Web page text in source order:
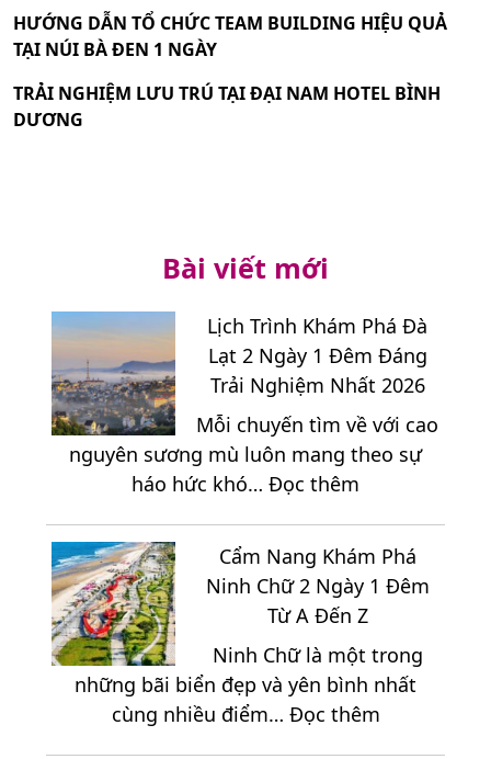
HƯỚNG DẪN TỔ CHỨC TEAM BUILDING HIỆU QUẢ
TẠI NÚI BÀ ĐEN 1 NGÀY
TRẢI NGHIỆM LƯU TRÚ TẠI ĐẠI NAM HOTEL BÌNH
DƯƠNG
Bài viết mới
Lịch Trình Khám Phá Đà
Lạt 2 Ngày 1 Đêm Đáng
Trải Nghiệm Nhất 2026
Mỗi chuyến tìm về với cao
nguyên sương mù luôn mang theo sự
háo hức khó… Đọc thêm
Trình
Khám
Phá
Đà
Lạt
2
Ngày
1
Cẩm Nang Khám Phá
Ninh Chữ 2 Ngày 1 Đêm
Từ A Đến Z
Ninh Chữ là một trong
những bãi biển đẹp và yên bình nhất
cùng nhiều điểm… Đọc thêm: